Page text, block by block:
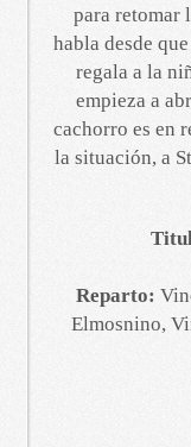
para retomar
habla desde
regala a la
empieza a
cachorro es en
la situación, a
Reparto:
Elmosnino,